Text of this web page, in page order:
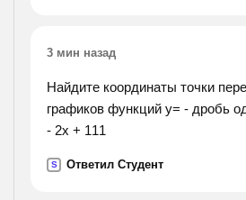
3 мин назад
Найдите координаты точки
графиков функций y= - дробь
- 2x + 111
S Ответил Студент